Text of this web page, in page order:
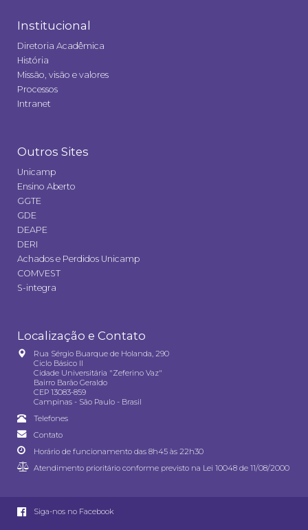
Institucional
Diretoria Acadêmica
História
Missão, visão e valores
Processos
Intranet
Outros Sites
Unicamp
Ensino Aberto
GGTE
GDE
DEAPE
DERI
Achados e Perdidos Unicamp
COMVEST
S-integra
Localização e Contato
Rua Sérgio Buarque de Holanda, 290
Ciclo Básico II
Cidade Universitária "Zeferino Vaz"
Bairro Barão Geraldo
CEP 13083-859
Campinas - São Paulo - Brasil
Telefones
Contato
Horário de funcionamento das 8h45 às 22h30
Atendimento prioritário conforme previsto na Lei 10048 de 11/08/2000
Siga-nos no Facebook